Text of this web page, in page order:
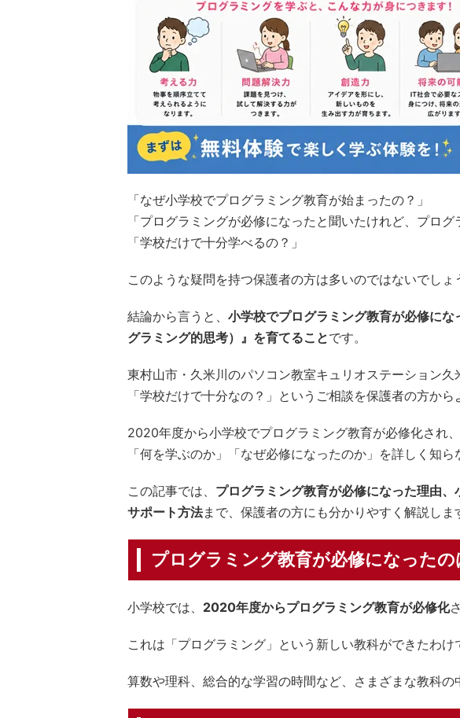
「なぜ小学校でプログラミング教育が始まったの？」
「プログラミングが必修になったと聞いたけれど、プログ
「学校だけで十分学べるの？」
このような疑問を持つ保護者の方は多いのではないでしょ
結論から言うと、 小学校でプログラミング教育が必修に
グラミング的思考）』を育てることです。
東村山市・久米川のパソコン教室キュリオステーション
「学校だけで十分なの？」というご相談を保護者の方から
2020年度から小学校でプログラミング教育が必修化され
「何を学ぶのか」「なぜ必修になったのか」を詳しく知ら
この記事では、 プログラミング教育が必修になった理由
サポート方法まで、保護者の方にも分かりやすく解説しま
プログラミング教育が必修になったの
小学校では、 2020年度からプログラミング教育が必修化
これは「プログラミング」という新しい教科ができたわけ
算数や理科、総合的な学習の時間など、さまざまな教科